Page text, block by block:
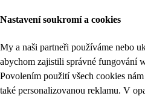
Nastavení soukromí a cookies
My a naši partneři používáme nebo
abychom zajistili správné fungování
Povolením použití všech cookies
také personalizovanou reklamu. V